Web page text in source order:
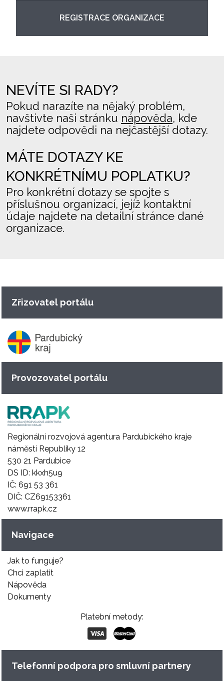
REGISTRACE ORGANIZACE
NEVÍTE SI RADY?
Pokud narazíte na nějaký problém,
navštivte naši stránku nápověda, kde
najdete odpovědi na nejčastější dotazy.
MÁTE DOTAZY KE
KONKRÉTNÍMU POPLATKU?
Pro konkrétní dotazy se spojte s
příslušnou organizací, jejíž kontaktní
údaje najdete na detailní stránce dané
organizace.
Zřizovatel portálu
Provozovatel portálu
Regionální rozvojová agentura Pardubického kraje
náměstí Republiky 12
530 21 Pardubice
DS ID: kkxh5u9
IČ: 691 53 361
DIČ: CZ69153361
www.rrapk.cz
Navigace
Jak to funguje?
Chci zaplatit
Nápověda
Dokumenty
Platební metody:
Telefonní podpora pro smluvní partnery